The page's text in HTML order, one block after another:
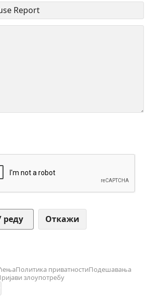
Откажи
Политика приватностиПодешавања
злоупотребу